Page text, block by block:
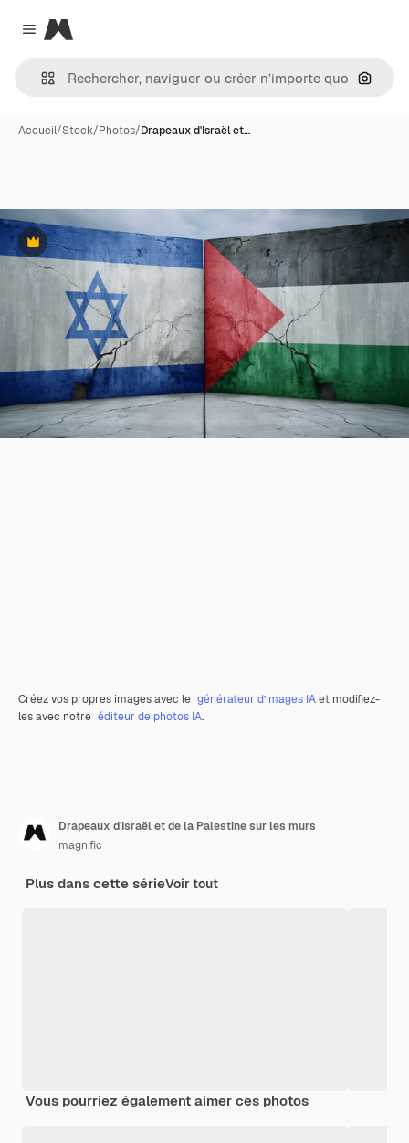
Close menu
Magnific
Accueil/Stock/Photos/Drapeaux d'Israël et…
Premium
Créez vos propres images avec le générateur d’images IAet modifiez-
les avec notre éditeur de photos IA.
Drapeaux d'Israël et de la Palestine sur les murs
magnific
Plus dans cette sérieVoir tout
Vous pourriez également aimer ces photos